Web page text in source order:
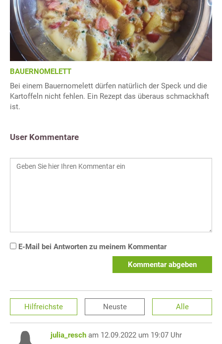
BAUERNOMELETT
Bei einem Bauernomelett dürfen natürlich der Speck und die
Kartoffeln nicht fehlen. Ein Rezept das überaus schmackhaft
ist.
User Kommentare
E-Mail bei Antworten zu meinem Kommentar
Kommentar abgeben
Hilfreichste Neuste Alle
julia_resch am 12.09.2022 um 19:07 Uhr